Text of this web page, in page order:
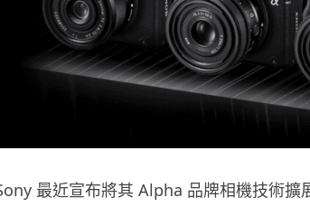
最近宣布將其 Alpha 品牌相機技術擴